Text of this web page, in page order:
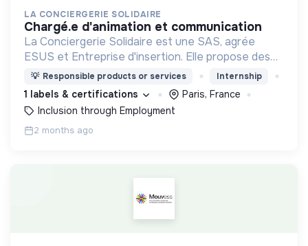
LA CONCIERGERIE SOLIDAIRE
chargé.e d'animation et communication
La Conciergerie Solidaire est une SAS, agrée
ESUS et Entreprise d'insertion. Elle propose des
services de conciergerie locaux et solidaires dans
les entreprises, Tiers Lieux et Quartiers.
💡 Responsible products or services Internship
1 labels & certifications
Paris, France
Inclusion through Employment
2 months ago